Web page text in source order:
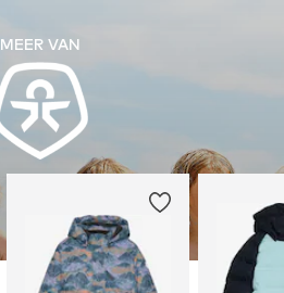
MEER VAN